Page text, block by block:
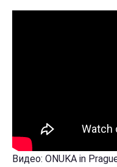
Видео: ONUKA in